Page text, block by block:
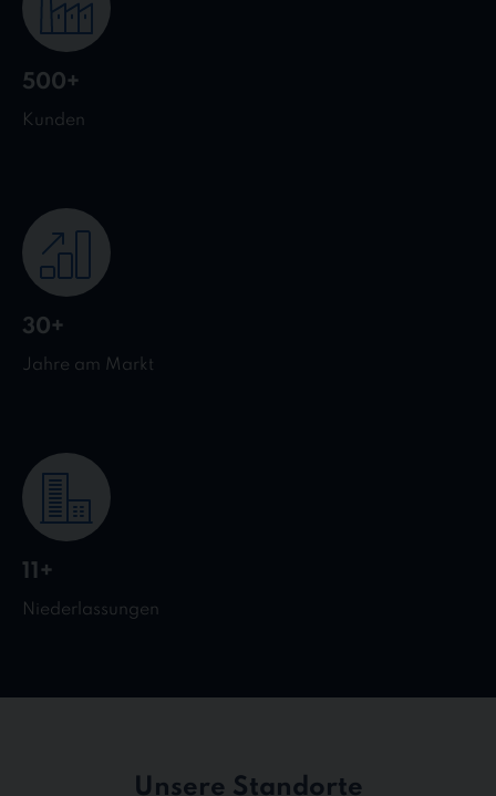
500+
Kunden
30+
Jahre am Markt
11+
Niederlassungen
Unsere Standorte